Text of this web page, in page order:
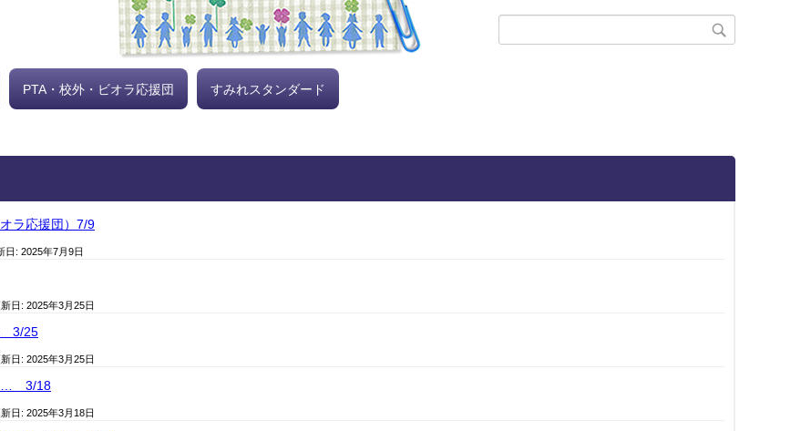
PTA・校外・ビオラ応援団 すみれスタンダード
ラ応援団）7/9
日: 2025年7月9日
日: 2025年3月25日
3/25
日: 2025年3月25日
… 3/18
日: 2025年3月18日